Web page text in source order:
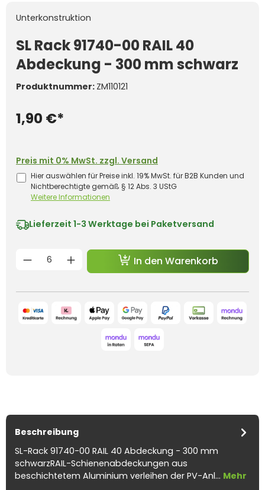
Unterkonstruktion
SL Rack 91740-00 RAIL 40
Abdeckung - 300 mm schwarz
Produktnummer: ZM110121
1,90 €*
Preis mit 0% MwSt. zzgl. Versand
Hier auswählen für Preise inkl. 19% MwSt. für B2B Kunden und
Nichtberechtigte gemäß § 12 Abs. 3 UStG
Weitere Informationen
Lieferzeit 1-3 Werktage bei Paketversand
Produkt Anzahl: Gib den
In den Warenkorb
Beschreibung
SL-Rack 91740-00 RAIL 40 Abdeckung - 300 mm
schwarzRAIL-Schienenabdeckungen aus
beschichtetem Aluminium verleihen der PV-Anl… Mehr